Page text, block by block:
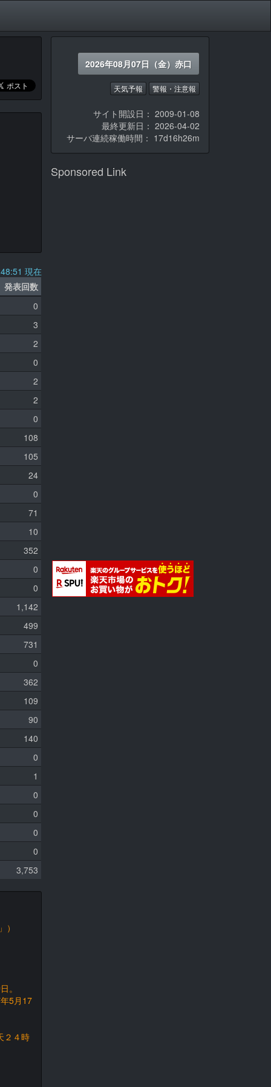
現在
発表回数
0
3
2
0
2
2
0
108
105
24
0
71
10
352
0
0
1,142
499
731
0
362
109
90
140
0
1
0
0
0
0
3,753
。
5月17
２４時
2026年08月07日（金）赤口
天気予報 警報・注意報
サイト開設日： 2009-01-08
最終更新日： 2026-04-02
サーバ連続稼働時間： 17d16h26m
Sponsored Link